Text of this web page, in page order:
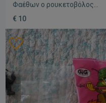
Φαέθων ο ρουκετοβόλος
πράσινη πέρλα υπογήινη
φιγούρα μεταχειρισμένη El
Greco Kombattini
€ 10